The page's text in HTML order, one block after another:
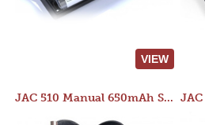
VIEW
JAC 510 Manual 650mAh Starter Kit